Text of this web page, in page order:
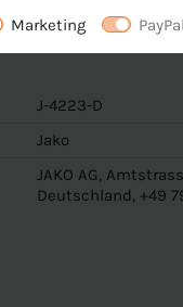
J-4223-D
Jako
JAKO AG,
Deutschland, +49
Marketing PayPal